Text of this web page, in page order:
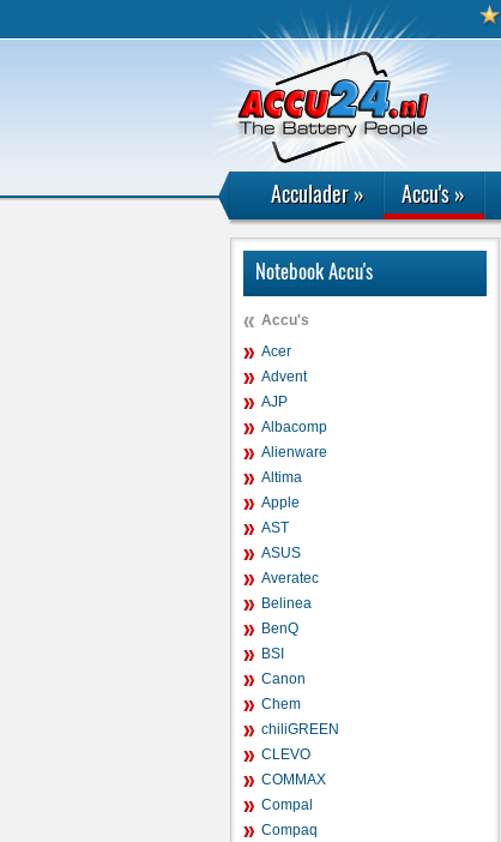
Acculader» Accu's»
Notebook Accu's
Accu's
Acer
Advent
AJP
Albacomp
Alienware
Altima
Apple
AST
ASUS
Averatec
Belinea
BenQ
BSI
Canon
Chem
chiliGREEN
CLEVO
COMMAX
Compal
Compaq